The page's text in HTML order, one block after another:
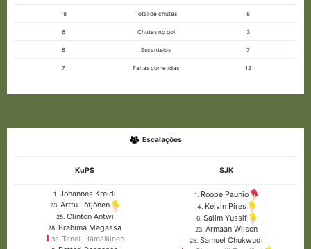
18 Total de chutes 8
6 Chutes no gol 3
6 Escanteios 7
7 Faltas cometidas 12
Escalações
KuPS SJK
1. Johannes Kreidl
23. Arttu Lötjönen
25.Clinton Antwi
28. Brahima Magassa
33.Taneli Hämäläinen
1. Roope Paunio
4. Kelvin Pires
6. Salim Yussif
23. Armaan Wilson
28. Samuel Chukwudi